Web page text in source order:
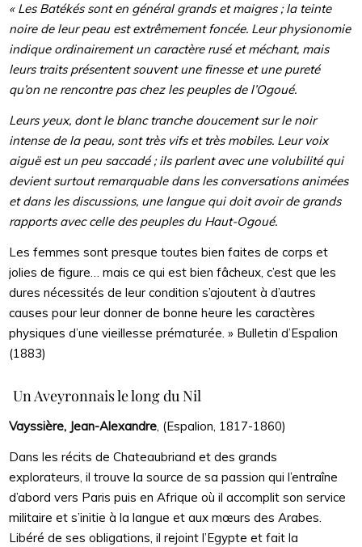
« Les Batékés sont en général grands et maigres ; la teinte
noire de leur peau est extrêmement foncée. Leur physionomie
indique ordinairement un caractère rusé et méchant, mais
leurs traits présentent souvent une finesse et une pureté
qu’on ne rencontre pas chez les peuples de l’Ogoué.
Leurs yeux, dont le blanc tranche doucement sur le noir
intense de la peau, sont très vifs et très mobiles. Leur voix
aiguë est un peu saccadé ; ils parlent avec une volubilité qui
devient surtout remarquable dans les conversations animées
et dans les discussions, une langue qui doit avoir de grands
rapports avec celle des peuples du Haut-Ogoué.
Les femmes sont presque toutes bien faites de corps et
jolies de figure… mais ce qui est bien fâcheux, c’est que les
dures nécessités de leur condition s’ajoutent à d’autres
causes pour leur donner de bonne heure les caractères
physiques d’une vieillesse prématurée. » Bulletin d’Espalion
(1883)
Un Aveyronnais le long du Nil
Vayssière, Jean-Alexandre, (Espalion, 1817-1860)
Dans les récits de Chateaubriand et des grands
explorateurs, il trouve la source de sa passion qui l’entraîne
d’abord vers Paris puis en Afrique où il accomplit son service
militaire et s’initie à la langue et aux mœurs des Arabes.
Libéré de ses obligations, il rejoint l’Egypte et fait la